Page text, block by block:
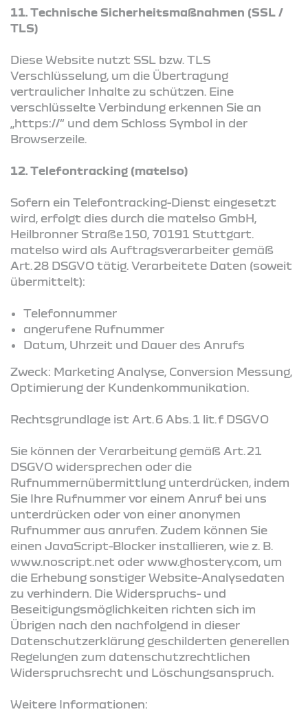
11. Technische Sicherheitsmaßnahmen (SSL /
TLS)
Diese Website nutzt SSL bzw. TLS
Verschlüsselung, um die Übertragung
vertraulicher Inhalte zu schützen. Eine
verschlüsselte Verbindung erkennen Sie an
„https://“ und dem Schloss Symbol in der
Browserzeile.
12. Telefontracking (matelso)
Sofern ein Telefontracking-Dienst eingesetzt
wird, erfolgt dies durch die matelso GmbH,
Heilbronner Straße 150, 70191 Stuttgart.
matelso wird als Auftragsverarbeiter gemäß
Art. 28 DSGVO tätig. Verarbeitete Daten (soweit
übermittelt):
Telefonnummer
angerufene Rufnummer
Datum, Uhrzeit und Dauer des Anrufs
Zweck: Marketing Analyse, Conversion Messung,
Optimierung der Kundenkommunikation.
Rechtsgrundlage ist Art. 6 Abs. 1 lit. f DSGVO
Sie können der Verarbeitung gemäß Art. 21
DSGVO widersprechen oder die
Rufnummernübermittlung unterdrücken, indem
Sie Ihre Rufnummer vor einem Anruf bei uns
unterdrücken oder von einer anonymen
Rufnummer aus anrufen. Zudem können Sie
einen JavaScript-Blocker installieren, wie z. B.
www.noscript.net oder www.ghostery.com, um
die Erhebung sonstiger Website-Analysedaten
zu verhindern. Die Widerspruchs- und
Beseitigungsmöglichkeiten richten sich im
Übrigen nach den nachfolgend in dieser
Datenschutzerklärung geschilderten generellen
Regelungen zum datenschutzrechtlichen
Widerspruchsrecht und Löschungsanspruch.
Weitere Informationen: